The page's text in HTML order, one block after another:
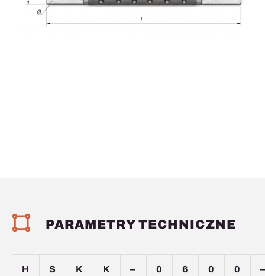
PARAMETRY TECHNICZNE
H S K K – 0 6 0 0 –